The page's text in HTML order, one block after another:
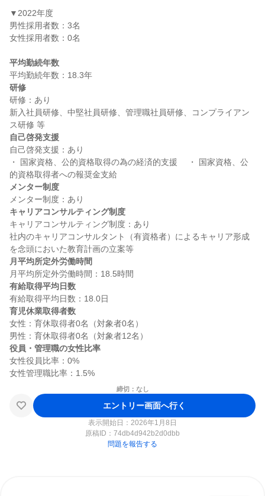
▼2022年度
男性採用者数：3名
女性採用者数：0名
平均勤続年数
研修
研修：あり
新入社員研修、中堅社員研修、管理職社員研修、コンプライアン
自己啓発支援
自己啓発支援：あり
・ 国家資格、公的資格取得の為の経済的支援 　・ 国家資格、公
メンター制度
キャリアコンサルティング制度
キャリアコンサルティング制度：あり
社内のキャリアコンサルタント（有資格者）によるキャリア形成
月平均所定外労働時間
有給取得平均日数
育児休業取得者数
女性：育休取得者0名（対象者0名）
役員・管理職の女性比率
女性役員比率：0%
締切：なし
エントリー画面へ行く
表示開始日：2026年1月8日
原稿ID： 74db4d942b2d0dbb
問題を報告する